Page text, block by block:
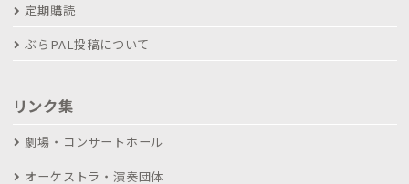
定期購読
ぶらPAL投稿について
リンク集
劇場・コンサートホール
オーケストラ・演奏団体